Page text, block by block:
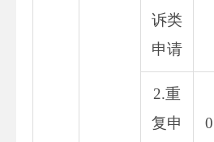
诉类
申请
2.重
复申
0